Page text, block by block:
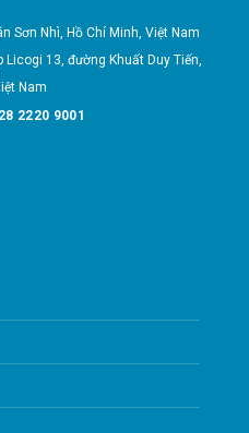
Sơn Nhì, Hồ Chí Minh, Việt Nam
Licogi 13, đường Khuất Duy Tiến,
Nam
2220 9001